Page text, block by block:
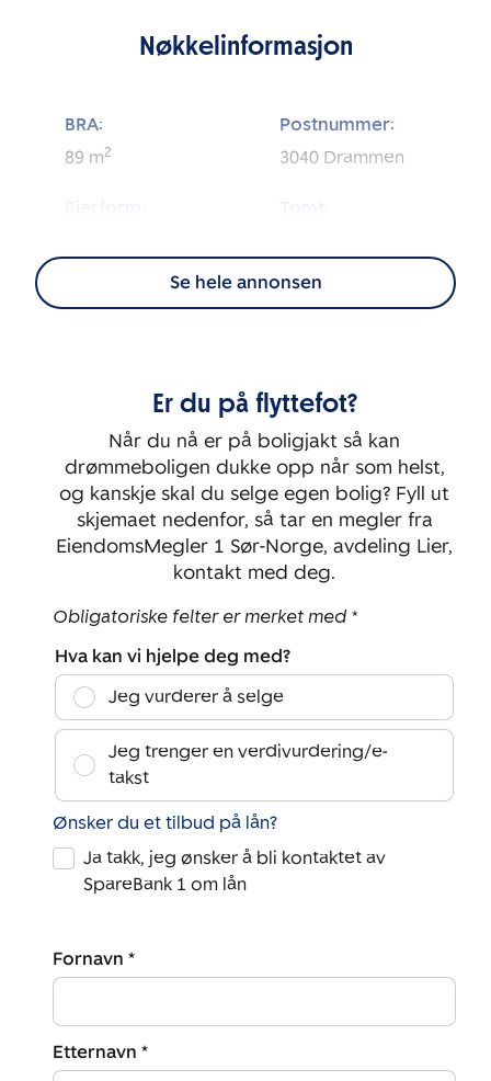
Nøkkelinformasjon
BRA:
89 m2
Postnummer:
3040 Drammen
Energimerking:
BRA-i:
3
Rom:
3
Soverom:
2
Se hele annonsen
Er du på flyttefot?
Når du nå er på boligjakt så kan
drømmeboligen dukke opp når som helst,
og kanskje skal du selge egen bolig? Fyll ut
skjemaet nedenfor, så tar en megler fra
EiendomsMegler 1 Sør-Norge, avdeling Lier,
kontakt med deg.
Obligatoriske felter er merket med *
Hva kan vi hjelpe deg med?
Jeg vurderer å selge
Jeg trenger en verdivurdering/e-
takst
Ønsker du et tilbud på lån?
Ja takk, jeg ønsker å bli kontaktet av
SpareBank 1 om lån
Fornavn *
Etternavn *